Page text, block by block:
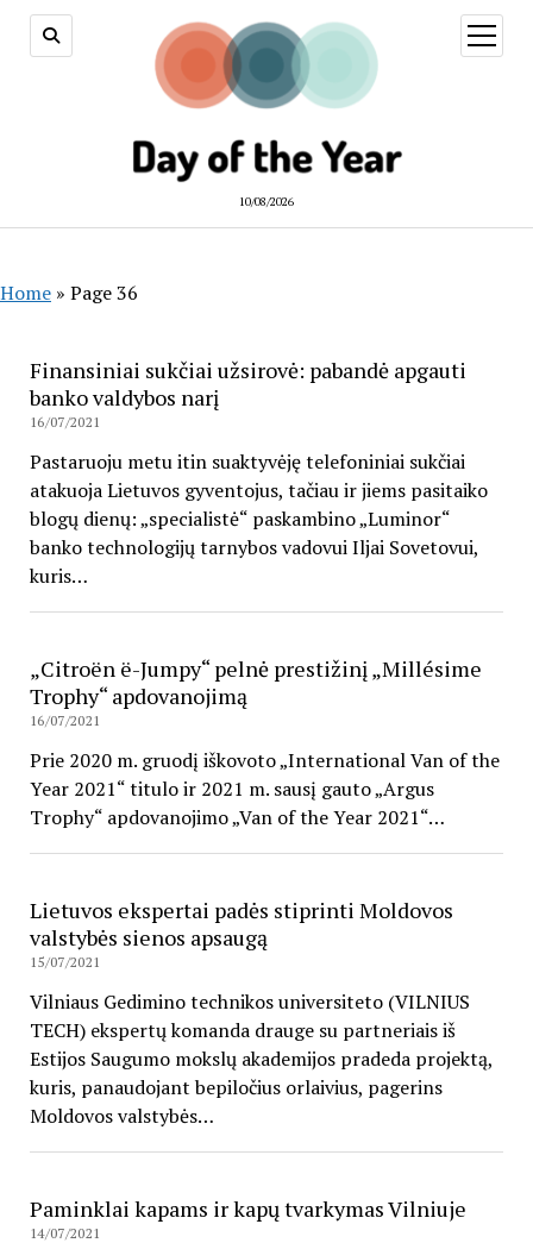
10/08/2026
open
menu
Home » Page 36
Day
the
year
2026
Finansiniai sukčiai užsirovė: pabandė apgauti
banko valdybos narį
16/07/2021
Pastaruoju metu itin suaktyvėję telefoniniai sukčiai
atakuoja Lietuvos gyventojus, tačiau ir jiems pasitaiko
blogų dienų: „specialistė“ paskambino „Luminor“
banko technologijų tarnybos vadovui Iljai Sovetovui,
kuris…
„Citroën ë-Jumpy“ pelnė prestižinį „Millésime
Trophy“ apdovanojimą
16/07/2021
Prie 2020 m. gruodį iškovoto „International Van of the
Year 2021“ titulo ir 2021 m. sausį gauto „Argus
Trophy“ apdovanojimo „Van of the Year 2021“…
Lietuvos ekspertai padės stiprinti Moldovos
valstybės sienos apsaugą
15/07/2021
Vilniaus Gedimino technikos universiteto (VILNIUS
TECH) ekspertų komanda drauge su partneriais iš
Estijos Saugumo mokslų akademijos pradeda projektą,
kuris, panaudojant bepiločius orlaivius, pagerins
Moldovos valstybės…
Paminklai kapams ir kapų tvarkymas Vilniuje
14/07/2021